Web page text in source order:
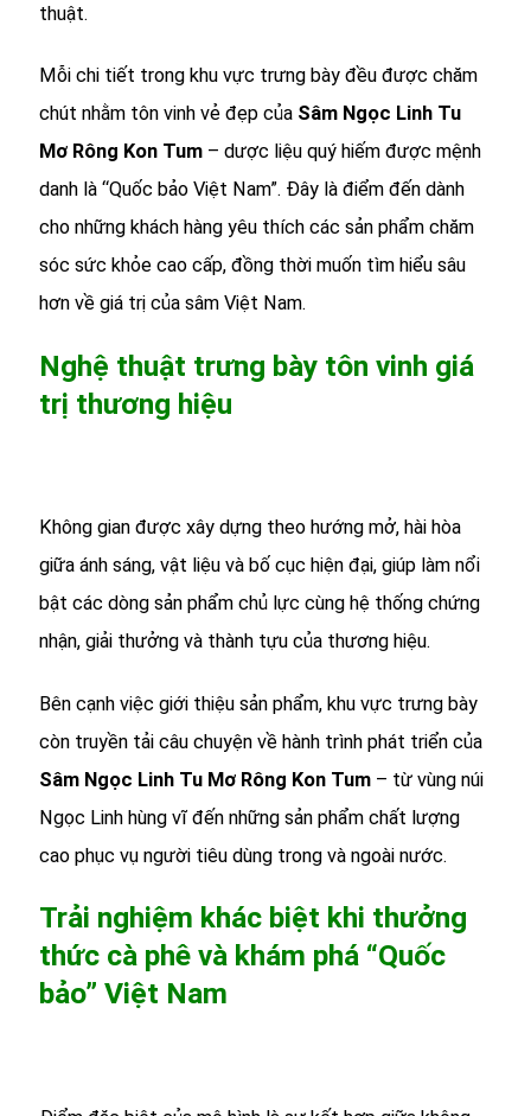
thuật.
Mỗi chi tiết trong khu vực trưng bày đều được chăm
chút nhằm tôn vinh vẻ đẹp của Sâm Ngọc Linh Tu
Mơ Rông Kon Tum – dược liệu quý hiếm được mệnh
danh là “Quốc bảo Việt Nam”. Đây là điểm đến dành
cho những khách hàng yêu thích các sản phẩm chăm
sóc sức khỏe cao cấp, đồng thời muốn tìm hiểu sâu
hơn về giá trị của sâm Việt Nam.
Nghệ thuật trưng bày tôn vinh giá
trị thương hiệu
Không gian được xây dựng theo hướng mở, hài hòa
giữa ánh sáng, vật liệu và bố cục hiện đại, giúp làm nổi
bật các dòng sản phẩm chủ lực cùng hệ thống chứng
nhận, giải thưởng và thành tựu của thương hiệu.
Bên cạnh việc giới thiệu sản phẩm, khu vực trưng bày
còn truyền tải câu chuyện về hành trình phát triển của
Sâm Ngọc Linh Tu Mơ Rông Kon Tum – từ vùng núi
Ngọc Linh hùng vĩ đến những sản phẩm chất lượng
cao phục vụ người tiêu dùng trong và ngoài nước.
Trải nghiệm khác biệt khi thưởng
thức cà phê và khám phá “Quốc
bảo” Việt Nam